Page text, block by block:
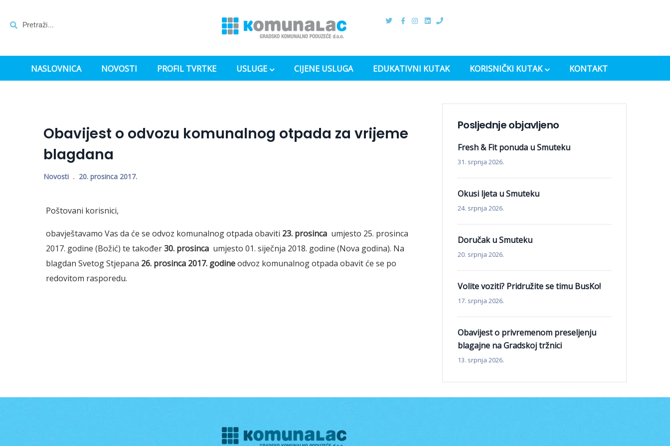
NASLOVNICA NOVOSTI PROFIL TVRTKE USLUGE CIJENE USLUGA EDUKATIVNI KUTAK KORISNIČKI KUTAK KONTAKT
Obavijest o odvozu komunalnog otpada za vrijeme
blagdana
Novosti 20. prosinca 2017.
Poštovani korisnici,
obavještavamo Vas da će se odvoz komunalnog otpada obaviti 23. prosinca umjesto 25. prosinca
2017. godine (Božić) te također30. prosinca umjesto 01. siječnja 2018. godine (Nova godina). Na
blagdan Svetog Stjepana 26. prosinca 2017. godineodvoz komunalnog otpada obavit će se po
redovitom rasporedu.
Posljednje objavljeno
Fresh & Fit ponuda u Smuteku
31. srpnja 2026.
Okusi ljeta u Smuteku
24. srpnja 2026.
Doručak u Smuteku
20. srpnja 2026.
Volite voziti? Pridružite se timu BusKo!
17. srpnja 2026.
Obavijest o privremenom preseljenju
blagajne na Gradskoj tržnici
13. srpnja 2026.